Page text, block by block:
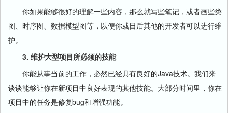
你如果能够很好的理解一些内容，那么就写些笔记，或者画些类
图、时序图、数据模型图等，以便你或日后其他的开发者可以进行维
护。
3. 维护大型项目所必须的技能
你能从事当前的工作，必然已经具有良好的Java技术。我们来
谈谈能够让你在新项目中良好表现的其他技能。大部分时间里，你在
项目中的任务是修复bug和增强功能。